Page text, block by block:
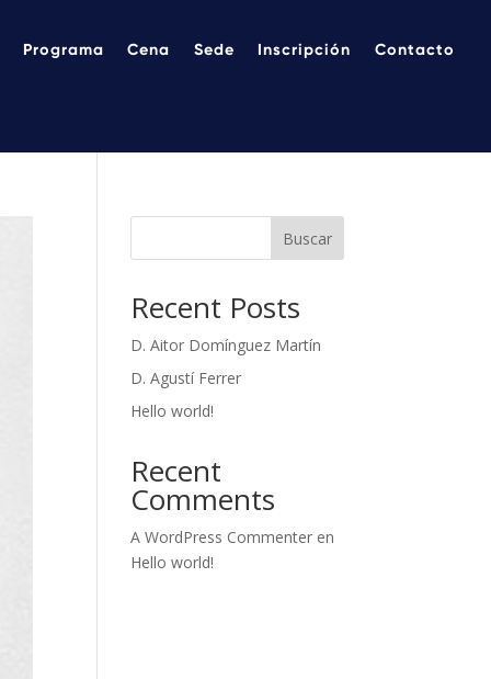
Programa Cena Sede Inscripción Contacto
Buscar
Recent Posts
D. Aitor Domínguez Martín
D. Agustí Ferrer
Hello world!
Recent
Comments
A WordPress Commenter en
Hello world!